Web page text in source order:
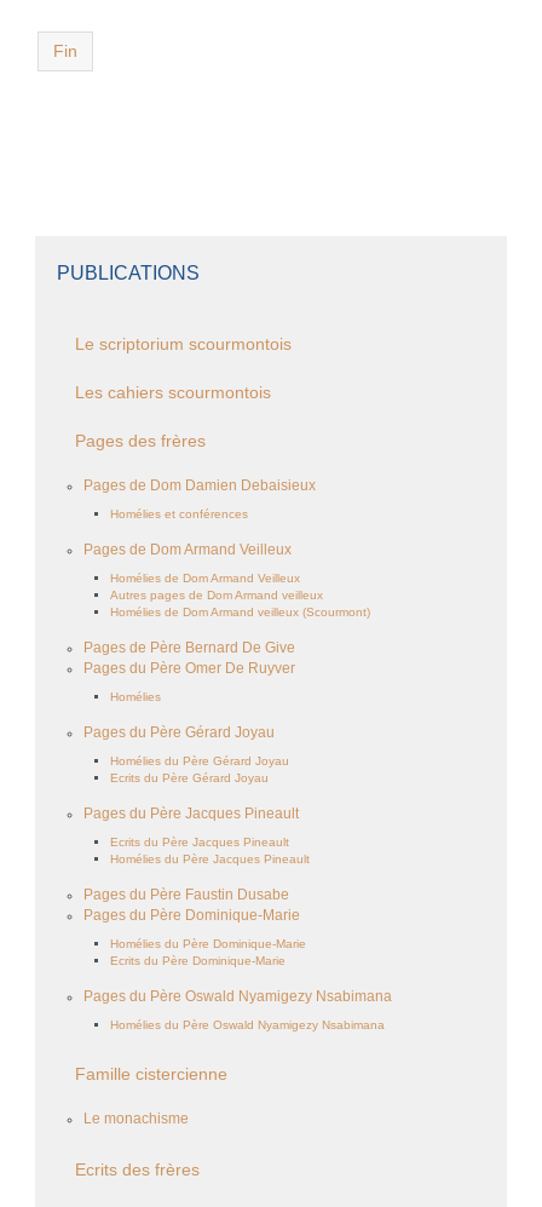
Fin
PUBLICATIONS
Le scriptorium scourmontois
Les cahiers scourmontois
Pages des frères
Pages de Dom Damien Debaisieux
Homélies et conférences
Pages de Dom Armand Veilleux
Homélies de Dom Armand Veilleux
Autres pages de Dom Armand veilleux
Homélies de Dom Armand veilleux (Scourmont)
Pages de Père Bernard De Give
Pages du Père Omer De Ruyver
Homélies
Pages du Père Gérard Joyau
Homélies du Père Gérard Joyau
Ecrits du Père Gérard Joyau
Pages du Père Jacques Pineault
Ecrits du Père Jacques Pineault
Homélies du Père Jacques Pineault
Pages du Père Faustin Dusabe
Pages du Père Dominique-Marie
Homélies du Père Dominique-Marie
Ecrits du Père Dominique-Marie
Pages du Père Oswald Nyamigezy Nsabimana
Homélies du Père Oswald Nyamigezy Nsabimana
Famille cistercienne
Le monachisme
Ecrits des frères